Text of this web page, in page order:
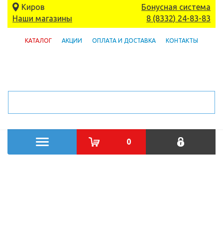
Киров
Наши магазины
Бонусная система
8 (8332) 24-83-83
КАТАЛОГ АКЦИИ ОПЛАТА И ДОСТАВКА КОНТАКТЫ
0